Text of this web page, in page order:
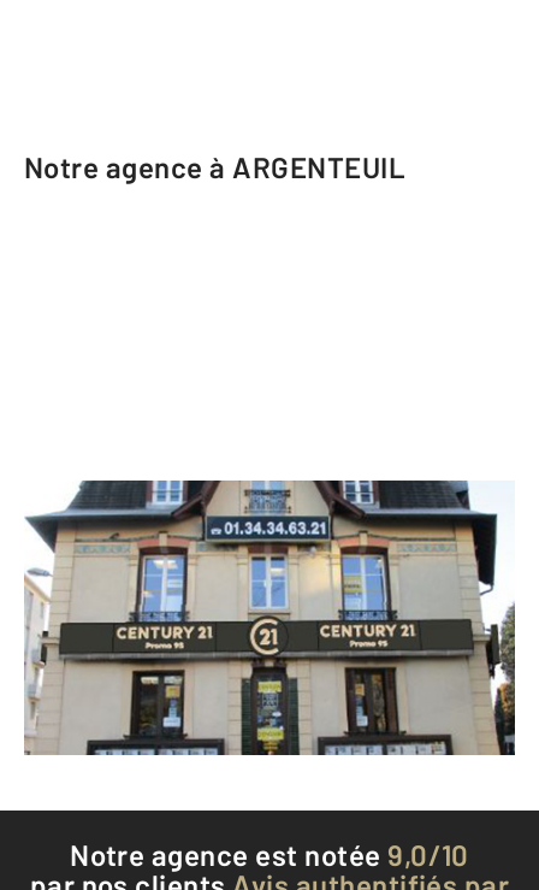
Notre agence à ARGENTEUIL
CENTURY 21 Promo 95
1 boulevard Léon Feix
ARGENTEUIL - 95100
Envoyer un message
Téléphoner à l'agence
Notre agence est notée 9,0/10